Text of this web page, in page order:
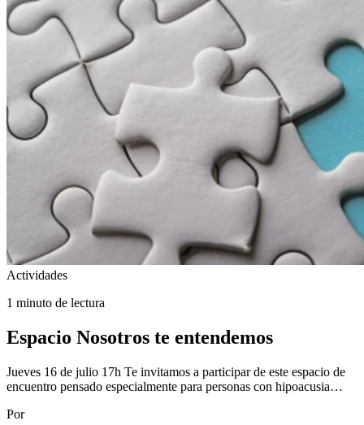
Actividades
1 minuto de lectura
Espacio Nosotros te entendemos
Jueves 16 de julio 17h Te invitamos a participar de este espacio de
encuentro pensado especialmente para personas con hipoacusia…
Por